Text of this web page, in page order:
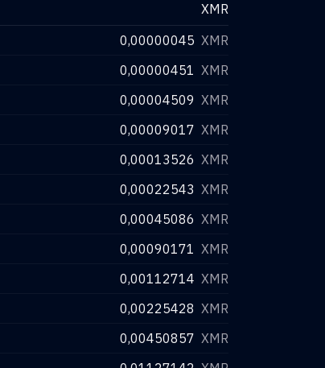
XMR
0,00000045 XMR
0,00000451 XMR
0,00004509 XMR
0,00009017 XMR
0,00013526 XMR
0,00022543 XMR
0,00045086 XMR
0,00090171 XMR
0,00112714 XMR
0,00225428 XMR
0,00450857 XMR